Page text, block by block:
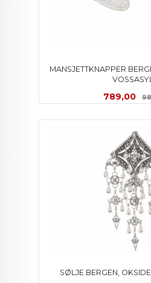
MANSJETTKNAPPER
Tilbud
789,00
SØLJE BERGEN,